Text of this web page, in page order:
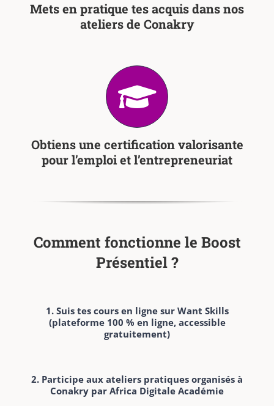
Mets en pratique tes acquis dans nos
ateliers de Conakry
Obtiens une certification valorisante
pour l’emploi et l’entrepreneuriat
Comment fonctionne le Boost
Présentiel ?
1. Suis tes cours en ligne sur Want Skills
(plateforme 100 % en ligne, accessible
gratuitement)
2. Participe aux ateliers pratiques organisés à
Conakry par Africa Digitale Académie